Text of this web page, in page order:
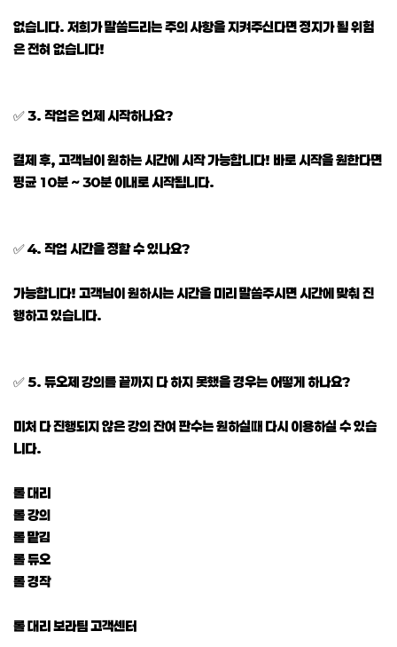
없습니다. 저희가 말씀드리는 주의 사항을 지켜주신다면 정지가 될 위험
은 전혀 없습니다!
✅ 3. 작업은 언제 시작하나요?
결제 후, 고객님이 원하는 시간에 시작 가능합니다! 바로 시작을 원한다면
평균 10분 ~ 30분 이내로 시작됩니다.
✅ 4. 작업 시간을 정할 수 있나요?
가능합니다! 고객님이 원하시는 시간을 미리 말씀주시면 시간에 맞춰 진
행하고 있습니다.
✅ 5. 듀오제 강의를 끝까지 다 하지 못했을 경우는 어떻게 하나요?
미처 다 진행되지 않은 강의 잔여 판수는 원하실때 다시 이용하실 수 있습
니다.
롤 대리
롤 강의
롤 맡김
롤 듀오
롤 경작
롤 대리 보라팀 고객센터